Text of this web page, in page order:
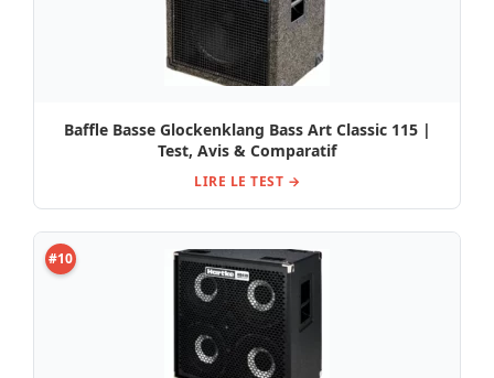
Baffle Basse Glockenklang Bass Art Classic 115 |
Test, Avis & Comparatif
LIRE LE TEST →
#10